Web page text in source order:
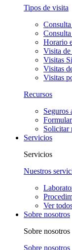
Tipos de visita
Horario
Visita de
Visitas
Visitas
Visitas
Recursos
Seguros
Solicitar
Servicios
Servicios
Nuestros
Ver
Sobre nosotros
Sobre nosotros
Sobre nosotros